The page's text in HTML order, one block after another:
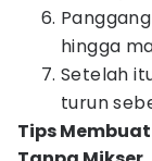
hingga
Setelah
turun
Tips